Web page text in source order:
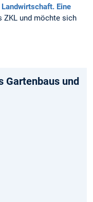
Eine
ZKL und möchte sich
Gartenbaus und